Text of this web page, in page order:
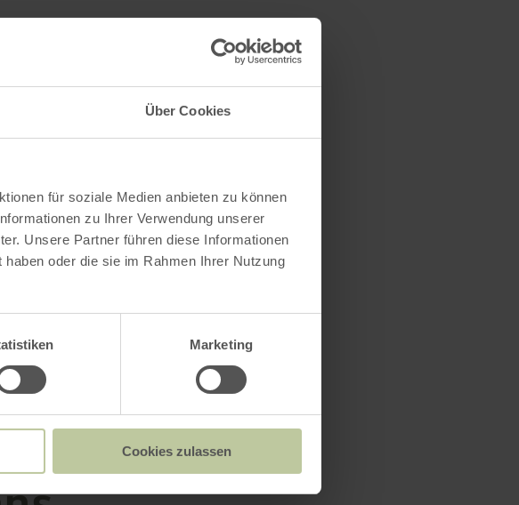
Über Cookies
für soziale Medien anbieten zu können
zu Ihrer Verwendung unserer
Unsere Partner führen diese Informationen
oder die sie im Rahmen Ihrer Nutzung
Marketing
Cookies zulassen
(EAFRD):
of the
Nutrition" (EULLE)
Viticulture and